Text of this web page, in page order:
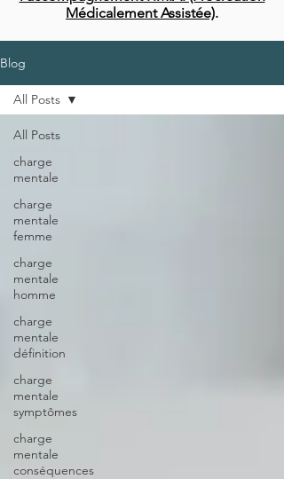
Médicalement Assistée).
Blog
All Posts
charge
mentale
charge
mentale
femme
charge
mentale
homme
charge
mentale
définition
charge
mentale
symptômes
charge
mentale
conséquences
All Posts